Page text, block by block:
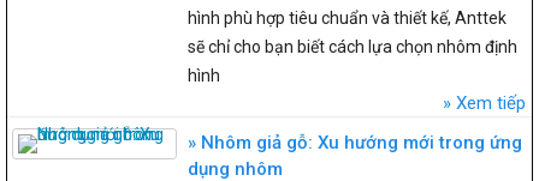
hình phù hợp tiêu chuẩn và thiết kế, Anttek
sẽ chỉ cho bạn biết cách lựa chọn nhôm định
hình
Xem tiếp
Nhôm giả gỗ: Xu hướng mới trong ứng
dụng nhôm